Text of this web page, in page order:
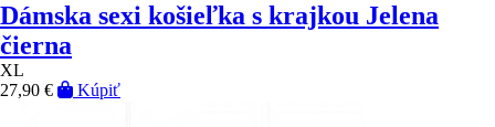
Dámska sexi košieľka s krajkou Jelena
čierna
XL
27,90 €
Kúpiť